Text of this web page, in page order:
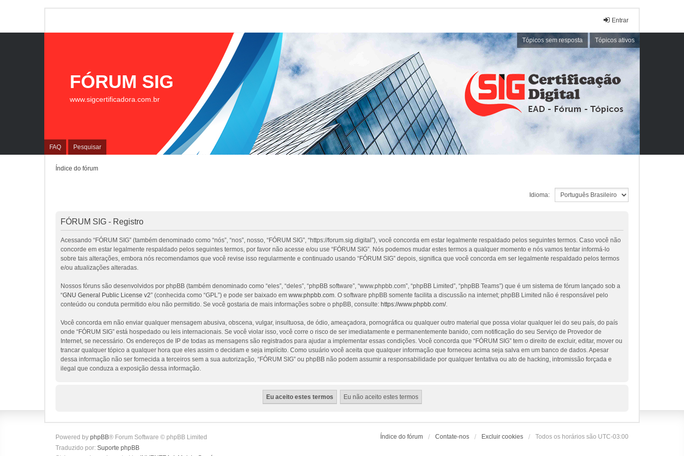
Entrar
Tópicos sem resposta Tópicos ativos
FAQ Pesquisar
FÓRUM SIG
www.sigcertificadora.com.br
Índice do fórum
Idioma:
FÓRUM SIG - Registro
Acessando “FÓRUM SIG” (também denominado como “nós”, “nos”, nosso, “FÓRUM SIG”, “https://forum.sig.digital”), você concorda em estar legalmente respaldado pelos seguintes termos. Caso você não
concorde em estar legalmente respaldado pelos seguintes termos, por favor não acesse e/ou use “FÓRUM SIG”. Nós podemos mudar estes termos a qualquer momento e nós vamos tentar informá-lo
sobre tais alterações, embora nós recomendamos que você revise isso regularmente e continuado usando “FÓRUM SIG” depois, significa que você concorda em ser legalmente respaldado pelos termos
e/ou atualizações alteradas.
Nossos fóruns são desenvolvidos por phpBB (também denominado como “eles”, “deles”, “phpBB software”, “www.phpbb.com”, “phpBB Limited”, “phpBB Teams”) que é um sistema de fórum lançado sob a
“GNU General Public License v2” (conhecida como “GPL”) e pode ser baixado em www.phpbb.com. O software phpBB somente facilita a discussão na internet; phpBB Limited não é responsável pelo
conteúdo ou conduta permitido e/ou não permitido. Se você gostaria de mais informações sobre o phpBB, consulte: https://www.phpbb.com/.
Você concorda em não enviar qualquer mensagem abusiva, obscena, vulgar, insultuosa, de ódio, ameaçadora, pornográfica ou qualquer outro material que possa violar qualquer lei do seu país, do país
onde “FÓRUM SIG” está hospedado ou leis internacionais. Se você violar isso, você corre o risco de ser imediatamente e permanentemente banido, com notificação do seu Serviço de Provedor de
Internet, se necessário. Os endereços de IP de todas as mensagens são registrados para ajudar a implementar essas condições. Você concorda que “FÓRUM SIG” tem o direito de excluir, editar, mover ou
trancar qualquer tópico a qualquer hora que eles assim o decidam e seja implícito. Como usuário você aceita que qualquer informação que forneceu acima seja salva em um banco de dados. Apesar
dessa informação não ser fornecida a terceiros sem a sua autorização, “FÓRUM SIG” ou phpBB não podem assumir a responsabilidade por qualquer tentativa ou ato de hacking, intromissão forçada e
ilegal que conduza a exposição dessa informação.
Índice do fórum Contate-nos Excluir cookies Todos os horários são UTC-03:00
Powered by phpBB® Forum Software © phpBB Limited
Traduzido por: Suporte phpBB